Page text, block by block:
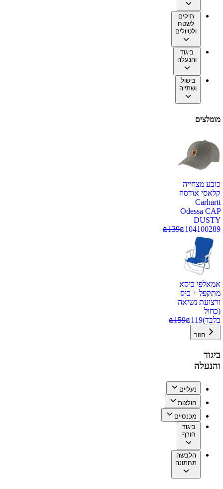
תיקים
לשטח
ולטיולים
ביגוד
והנעלה
בישול
ושתייה
מומלצים
כובע מצחייה
קלאסי אודסה
Carhartt
Odessa CAP
DUSTY
100289
₪104
₪139
אמאלפי כיסא
מתקפל + כיס
ורצועת נשיאה
(כחול
בלבד)
₪119
₪159
חזור
ביגוד
והנעלה
נעליים
חולצות
מכנסיים
ביגוד
חורף
הלבשה
תחתונה